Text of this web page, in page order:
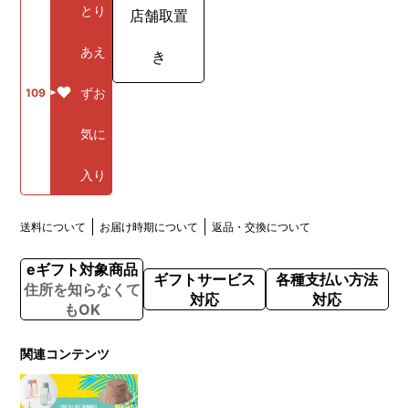
109
とり
あえ
ずお
気に
入り
店舗取置
き
送料について お届け時期について 返品・交換について
eギフト対象商品
住所を知らなくて
もOK
ギフトサービス
対応
各種支払い方法
対応
関連コンテンツ